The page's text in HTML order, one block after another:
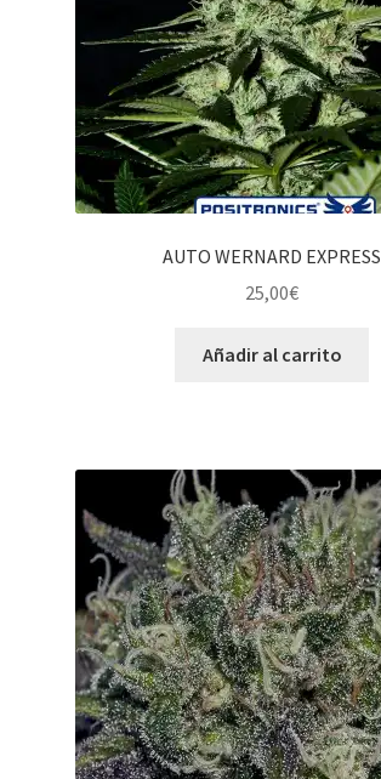
AUTO WERNARD EXPRESS
25,00€
Añadir al carrito